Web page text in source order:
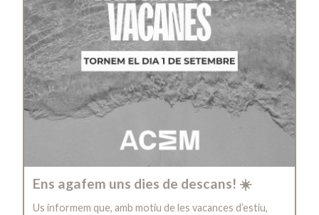
Ens agafem uns dies de descans! ☀️
Us informem que, amb motiu de les vacances d’estiu,